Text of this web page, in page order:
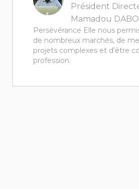
Président
Mamadou DABO
Persévérance Elle nous
de nombreux marchés, de
projets complexes et d’être
profession.